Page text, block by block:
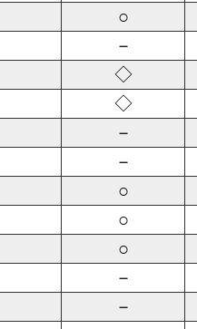
○
－
◇
◇
－
－
○
○
○
－
－